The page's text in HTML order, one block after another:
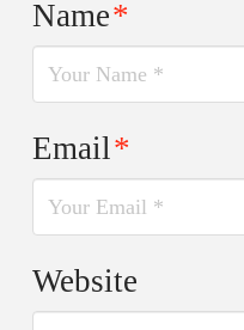
Name*
Email*
Website